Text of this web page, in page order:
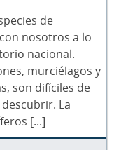
de
nosotros a lo
nacional.
murciélagos y
son difíciles de
La
[...]